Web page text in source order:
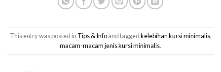
This entry was posted in Tips & Infoand taggedkelebihan kursi minimalis,
macam-macam jenis kursi minimalis.